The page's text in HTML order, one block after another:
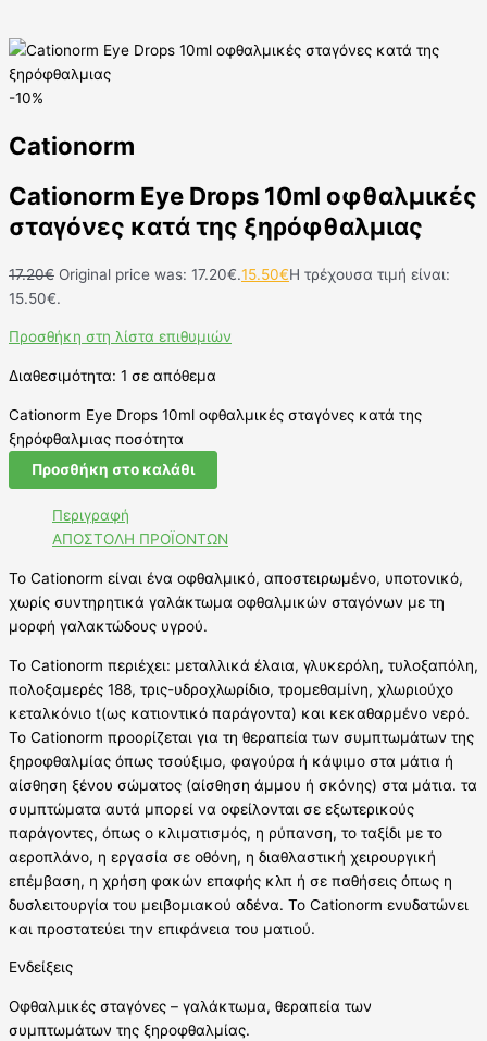
-10%
Cationorm
Cationorm Eye Drops 10ml οφθαλμικές
σταγόνες κατά της ξηρόφθαλμιας
17.20€ Original price was: 17.20€.15.50€Η τρέχουσα τιμή είναι:
15.50€.
Προσθήκη στη λίστα επιθυμιών
Διαθεσιμότητα: 1 σε απόθεμα
Cationorm Eye Drops 10ml οφθαλμικές σταγόνες κατά της
ξηρόφθαλμιας ποσότητα
Προσθήκη στο καλάθι
Περιγραφή
ΑΠΟΣΤΟΛΗ ΠΡΟΪΟΝΤΩΝ
Το Cationorm είναι ένα οφθαλμικό, αποστειρωμένο, υποτονικό,
χωρίς συντηρητικά γαλάκτωμα οφθαλμικών σταγόνων με τη
μορφή γαλακτώδους υγρού.
Το Cationorm περιέχει: μεταλλικά έλαια, γλυκερόλη, τυλοξαπόλη,
πολοξαμερές 188, τρις-υδροχλωρίδιο, τρομεθαμίνη, χλωριούχο
κεταλκόνιο t(ως κατιοντικό παράγοντα) και κεκαθαρμένο νερό.
Το Cationorm προορίζεται για τη θεραπεία των συμπτωμάτων της
ξηροφθαλμίας όπως τσούξιμο, φαγούρα ή κάψιμο στα μάτια ή
αίσθηση ξένου σώματος (αίσθηση άμμου ή σκόνης) στα μάτια. τα
συμπτώματα αυτά μπορεί να οφείλονται σε εξωτερικούς
παράγοντες, όπως ο κλιματισμός, η ρύπανση, το ταξίδι με το
αεροπλάνο, η εργασία σε οθόνη, η διαθλαστική χειρουργική
επέμβαση, η χρήση φακών επαφής κλπ ή σε παθήσεις όπως η
δυσλειτουργία του μειβομιακού αδένα. Το Cationorm ενυδατώνει
και προστατεύει την επιφάνεια του ματιού.
Ενδείξεις
Οφθαλμικές σταγόνες – γαλάκτωμα, θεραπεία των
συμπτωμάτων της ξηροφθαλμίας.